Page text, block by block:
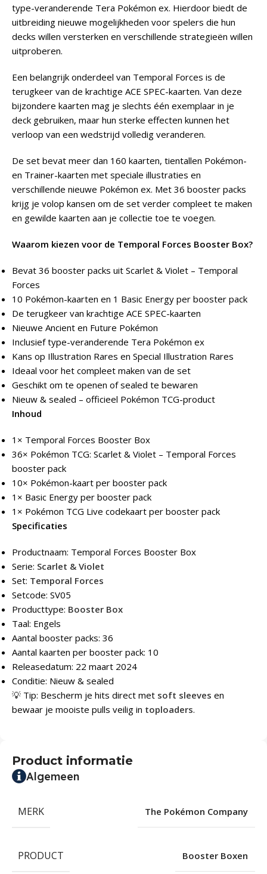
type-veranderende Tera Pokémon ex. Hierdoor biedt de
uitbreiding nieuwe mogelijkheden voor spelers die hun
decks willen versterken en verschillende strategieën willen
uitproberen.
Een belangrijk onderdeel van Temporal Forces is de
terugkeer van de krachtige ACE SPEC-kaarten. Van deze
bijzondere kaarten mag je slechts één exemplaar in je
deck gebruiken, maar hun sterke effecten kunnen het
verloop van een wedstrijd volledig veranderen.
De set bevat meer dan 160 kaarten, tientallen Pokémon-
en Trainer-kaarten met speciale illustraties en
verschillende nieuwe Pokémon ex. Met 36 booster packs
krijg je volop kansen om de set verder compleet te maken
en gewilde kaarten aan je collectie toe te voegen.
Waarom kiezen voor de Temporal Forces Booster Box?
Bevat 36 booster packs uit Scarlet & Violet – Temporal
Forces
10 Pokémon-kaarten en 1 Basic Energy per booster pack
De terugkeer van krachtige ACE SPEC-kaarten
Nieuwe Ancient en Future Pokémon
Inclusief type-veranderende Tera Pokémon ex
Kans op Illustration Rares en Special Illustration Rares
Ideaal voor het compleet maken van de set
Geschikt om te openen of sealed te bewaren
Nieuw & sealed – officieel Pokémon TCG-product
Inhoud
1× Temporal Forces Booster Box
36× Pokémon TCG: Scarlet & Violet – Temporal Forces
booster pack
10× Pokémon-kaart per booster pack
1× Basic Energy per booster pack
1× Pokémon TCG Live codekaart per booster pack
Specificaties
Productnaam: Temporal Forces Booster Box
Serie: Scarlet & Violet
Set: Temporal Forces
Setcode: SV05
Producttype: Booster Box
Taal: Engels
Aantal booster packs: 36
Aantal kaarten per booster pack: 10
Releasedatum: 22 maart 2024
Conditie: Nieuw & sealed
💡 Tip: Bescherm je hits direct met soft sleeves en
bewaar je mooiste pulls veilig in toploaders.
Product informatie
Algemeen
MERK The Pokémon Company
PRODUCT Booster Boxen